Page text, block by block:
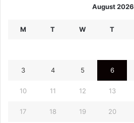
August 2026
M T W T
3 4 5 6
10 11 12 13
17 18 19 20